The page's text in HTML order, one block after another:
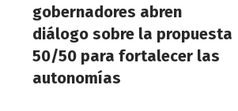
gobernadores abren
diálogo sobre la propuesta
50/50 para fortalecer las
autonomías